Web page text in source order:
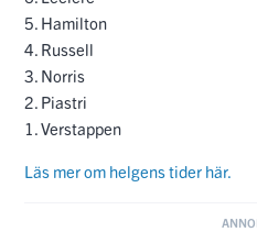
2. Piastri
1. Verstappen
Läs mer om helgens tider här.